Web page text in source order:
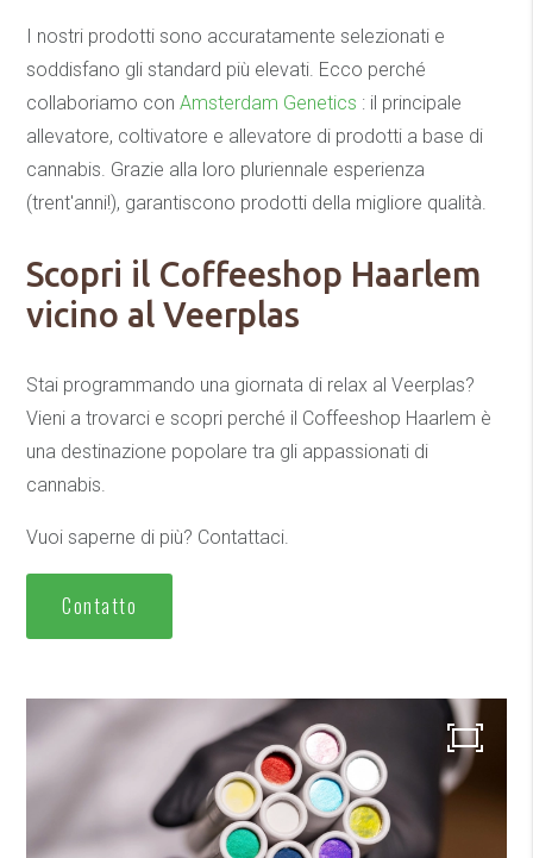
I nostri prodotti sono accuratamente selezionati e
soddisfano gli standard più elevati. Ecco perché
collaboriamo conAmsterdam Genetics : il principale
allevatore, coltivatore e allevatore di prodotti a base di
cannabis. Grazie alla loro pluriennale esperienza
(trent'anni!), garantiscono prodotti della migliore qualità.
Scopri il Coffeeshop Haarlem
vicino al Veerplas
Stai programmando una giornata di relax al Veerplas?
Vieni a trovarci e scopri perché il Coffeeshop Haarlem è
una destinazione popolare tra gli appassionati di
cannabis.
Vuoi saperne di più? Contattaci.
Contatto